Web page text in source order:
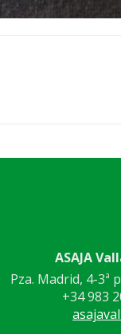
ASAJA
Pza. Madrid, 4-3ª
+34 983